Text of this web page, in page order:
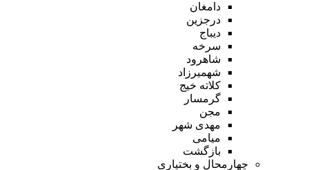
دامغان
درجزین
دیباج
سرخه
شاهرود
شهمیرزاد
کلاته خیج
گرمسار
مجن
مهدی شهر
میامی
بازگشت
چهارمحال و بختیاری